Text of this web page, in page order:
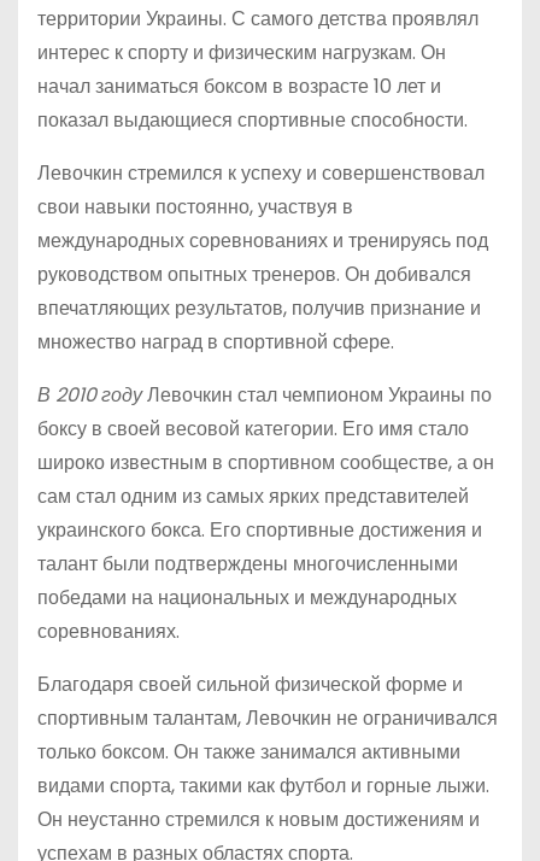
территории Украины. С самого детства проявлял
интерес к спорту и физическим нагрузкам. Он
начал заниматься боксом в возрасте 10 лет и
показал выдающиеся спортивные способности.
Левочкин стремился к успеху и совершенствовал
свои навыки постоянно, участвуя в
международных соревнованиях и тренируясь под
руководством опытных тренеров. Он добивался
впечатляющих результатов, получив признание и
множество наград в спортивной сфере.
В 2010 годуЛевочкин стал чемпионом Украины по
боксу в своей весовой категории. Его имя стало
широко известным в спортивном сообществе, а он
сам стал одним из самых ярких представителей
украинского бокса. Его спортивные достижения и
талант были подтверждены многочисленными
победами на национальных и международных
соревнованиях.
Благодаря своей сильной физической форме и
спортивным талантам, Левочкин не ограничивался
только боксом. Он также занимался активными
видами спорта, такими как футбол и горные лыжи.
Он неустанно стремился к новым достижениям и
успехам в разных областях спорта.